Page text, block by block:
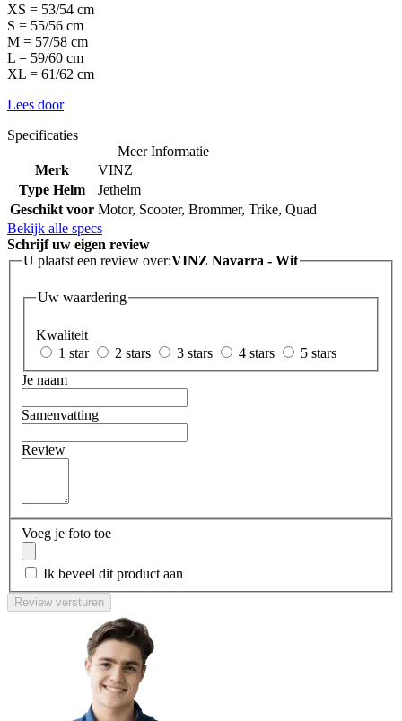
XS = 53/54 cm
S = 55/56 cm
M = 57/58 cm
L = 59/60 cm
XL = 61/62 cm
Lees door
Specificaties
Meer Informatie
Merk
VINZ
Type Helm
Jethelm
Geschikt voor Motor, Scooter, Brommer, Trike, Quad
Bekijk alle specs
Schrijf uw eigen review
U plaatst een review over:VINZ Navarra - Wit
Uw waardering
Kwaliteit
1 star
2 stars 3 stars 4 stars
5 stars
Je naam
Samenvatting
Review
Voeg je foto toe
Ik beveel dit product aan
Review versturen